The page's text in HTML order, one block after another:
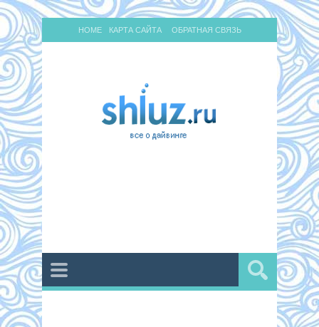
HOME КАРТА САЙТА ОБРАТНАЯ СВЯЗЬ